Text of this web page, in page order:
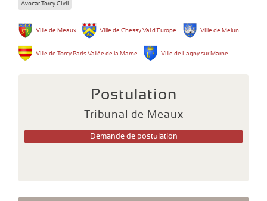
Avocat Torcy Civil
Ville de Meaux Ville de Chessy Val d'Europe Ville de Melun
Ville de Torcy Paris Vallée de la Marne Ville de Lagny sur Marne
Postulation
Tribunal de Meaux
Demande de postulation